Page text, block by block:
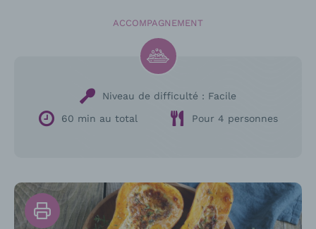
ACCOMPAGNEMENT
Niveau de difficulté : Facile
60 min au total
Pour 4 personnes
Imprimer